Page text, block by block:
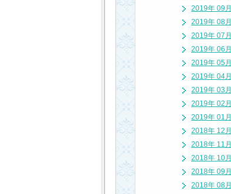
2019年 09月
2019年 08月
2019年 07月
2019年 06月
2019年 05月
2019年 04月
2019年 03月
2019年 02月
2019年 01月
2018年 12月
2018年 11月
2018年 10月
2018年 09月
2018年 08月